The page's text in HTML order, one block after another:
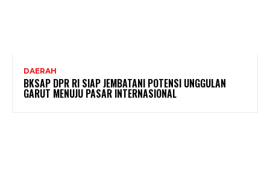
DAERAH
BKSAP DPR RI SIAP JEMBATANI POTENSI UNGGULAN
GARUT MENUJU PASAR INTERNASIONAL